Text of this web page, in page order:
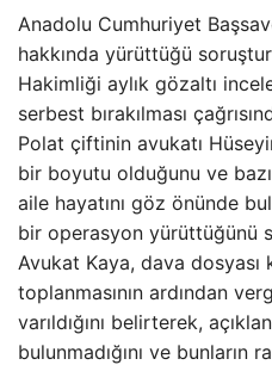
Anadolu Cumhuriyet
hakkında yürüttüğü
Hakimliği aylık gözaltı
serbest bırakılması
Polat çiftinin avukatı
bir boyutu olduğunu ve
aile hayatını göz önünde
bir operasyon yürüttüğünü
Avukat Kaya, dava dosyası
toplanmasının ardından
varıldığını belirterek,
bulunmadığını ve